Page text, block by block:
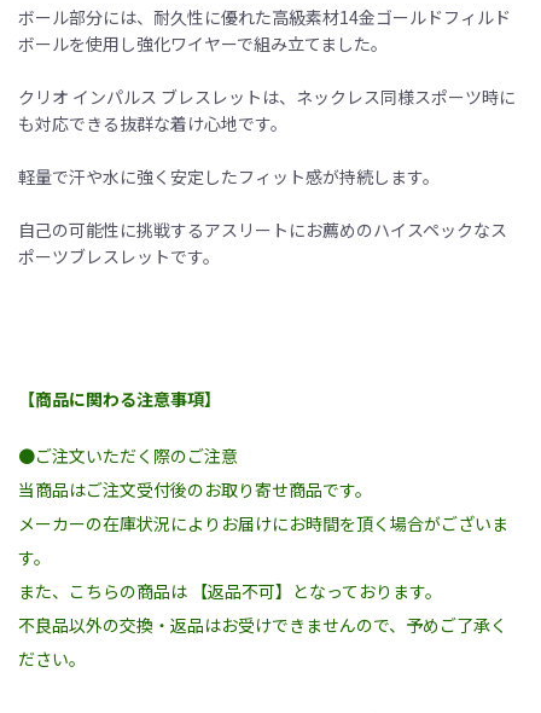
ボール部分には、耐久性に優れた高級素材14金ゴールドフィルド
ボールを使用し強化ワイヤーで組み立てました。
クリオ インパルス ブレスレットは、ネックレス同様スポーツ時に
も対応できる抜群な着け心地です。
軽量で汗や水に強く安定したフィット感が持続します。
自己の可能性に挑戦するアスリートにお薦めのハイスペックなス
ポーツブレスレットです。
【商品に関わる注意事項】
●ご注文いただく際のご注意
当商品はご注文受付後のお取り寄せ商品です。
メーカーの在庫状況によりお届けにお時間を頂く場合がございま
す。
また、こちらの商品は 【返品不可】となっております。
不良品以外の交換・返品はお受けできませんので、予めご了承く
ださい。